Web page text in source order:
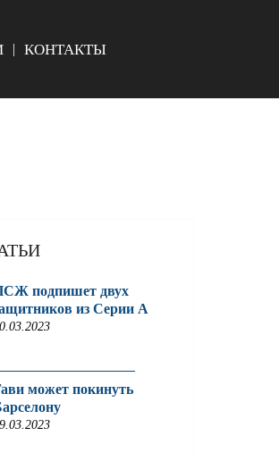
КОНТАКТЫ
подпишет двух
из Серии A
может покинуть